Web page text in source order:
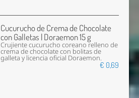
Cucurucho de Crema de Chocolate
con Galletas | Doraemon 15 g
Crujiente cucurucho coreano relleno de
crema de chocolate con bolitas de
galleta y licencia oficial Doraemon.
€ 0,69